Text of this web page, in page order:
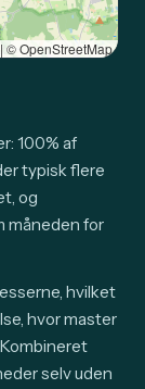
| © OpenStreetMap
100% af
typisk flere
og
måneden for
hvilket
hvor master
selv uden